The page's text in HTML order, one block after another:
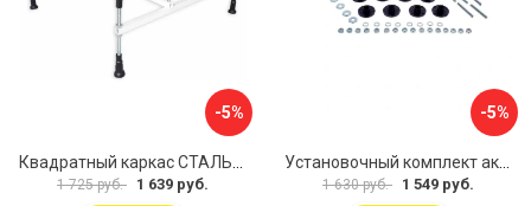
-5%
1 725 руб. 1 639 руб.
-5%
1 630 руб. 1 549 руб.